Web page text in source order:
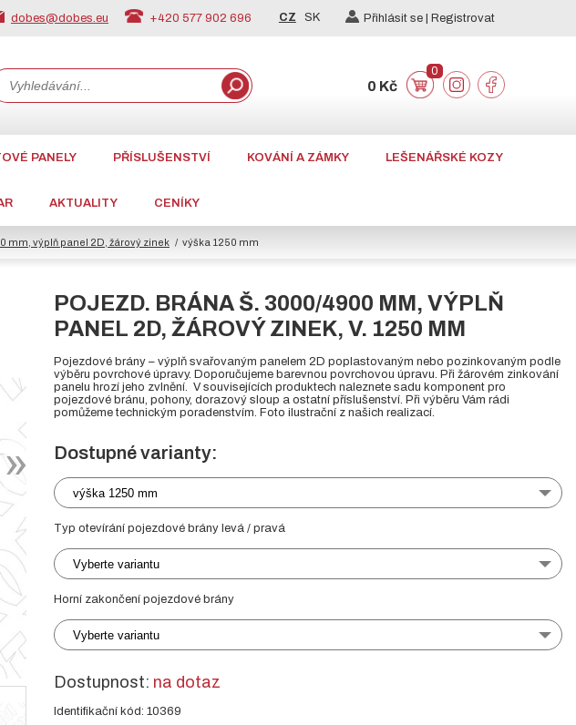
dobes@dobes.eu +420 577 902 696 CZ SK Přihlásit se | Registrovat
0 Kč
0
PANELY PŘÍSLUŠENSTVÍ KOVÁNÍ A ZÁMKY LEŠENÁŘSKÉ KOZY
AKTUALITY CENÍKY
mm, výplň panel 2D, žárový zinek výška 1250 mm
POJEZD. BRÁNA Š. 3000/4900 MM, VÝPLŇ
PANEL 2D, ŽÁROVÝ ZINEK, V. 1250 MM
Pojezdové brány – výplň svařovaným panelem 2D poplastovaným nebo pozinkovaným podle
výběru povrchové úpravy. Doporučujeme barevnou povrchovou úpravu. Při žárovém zinkování
panelu hrozí jeho zvlnění. V souvisejících produktech naleznete sadu komponent pro
pojezdové bránu, pohony, dorazový sloup a ostatní příslušenství. Při výběru Vám rádi
pomůžeme technickým poradenstvím. Foto ilustrační z našich realizací.
Dostupné varianty:
výška 1250 mm
Typ otevírání pojezdové brány levá / pravá
Vyberte variantu
Horní zakončení pojezdové brány
Vyberte variantu
Dostupnost: na dotaz
Identifikační kód: 10369